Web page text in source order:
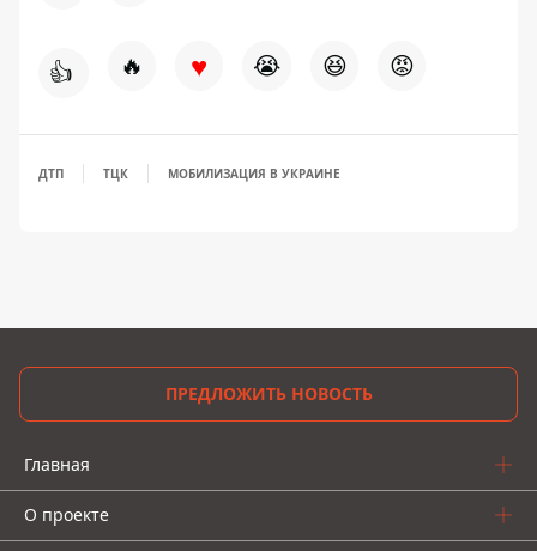
👍 🔥 ♥ 😭 😆 😡
ДТП ТЦК МОБИЛИЗАЦИЯ В УКРАИНЕ
ПРЕДЛОЖИТЬ НОВОСТЬ
Главная
О проекте